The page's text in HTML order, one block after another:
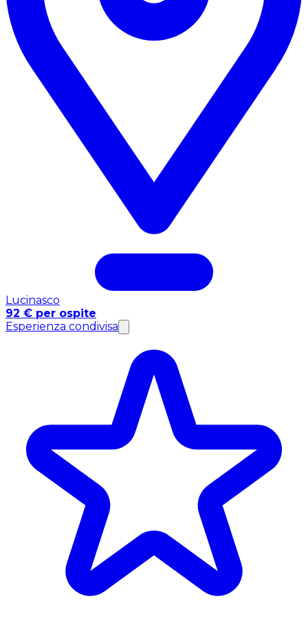
Lucinasco
92 € per ospite
Esperienza condivisa